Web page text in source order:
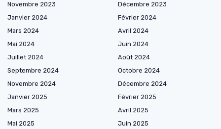
Novembre 2023
Décembre 2023
Janvier 2024
Février 2024
Mars 2024
Avril 2024
Mai 2024
Juin 2024
Juillet 2024
Août 2024
Septembre 2024
Octobre 2024
Novembre 2024
Décembre 2024
Janvier 2025
Février 2025
Mars 2025
Avril 2025
Mai 2025
Juin 2025